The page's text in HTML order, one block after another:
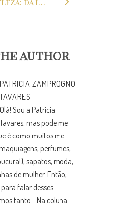
Truques de beleza: da infância para vida
author
PATRICIA ZAMPROGNO
TAVARES
Olá! Sou a Patricia
Tavares, mas pode me
é como muitos me
perfumes,
sapatos, moda,
de mulher. Então,
falar desses
tanto... Na coluna